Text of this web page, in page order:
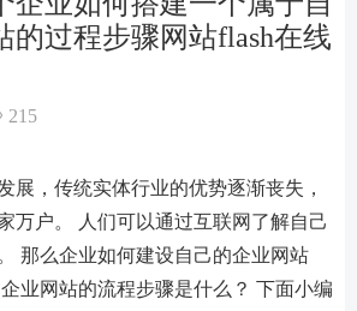
的过程步骤网站flash在线
215
展，传统实体行业的优势逐渐丧失，
万户。 人们可以通过互联网了解自己
那么企业如何建设自己的企业网站
业网站的流程步骤是什么？ 下面小编